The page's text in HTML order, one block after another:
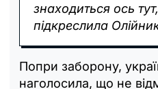
знаходиться ось
підкреслила
Попри заборону,
наголосила, що не